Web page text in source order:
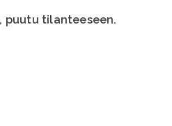
puutu tilanteeseen.